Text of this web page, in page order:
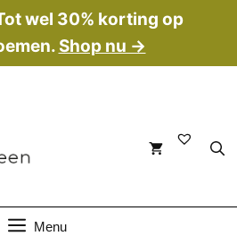
wel 30% korting op
Shop nu →
Menu